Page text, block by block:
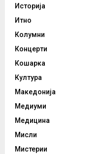
Историја
Итно
Колумни
Концерти
Кошарка
Култура
Македонија
Медиуми
Медицина
Мисли
Мистерии